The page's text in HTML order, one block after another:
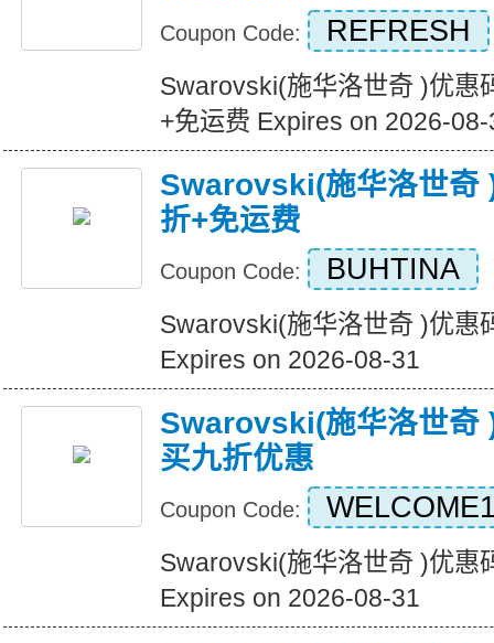
Coupon Code: REFRESH
Swarovski(施华洛世奇 )优惠
+免运费 Expires on 2026-
Swarovski(施华洛世奇
折+免运费
Coupon Code: BUHTINA
Swarovski(施华洛世奇 )优惠
Expires on 2026-08-31
Swarovski(施华洛世奇
买九折优惠
Coupon Code:
Swarovski(施华洛世奇 )优惠
Expires on 2026-08-31